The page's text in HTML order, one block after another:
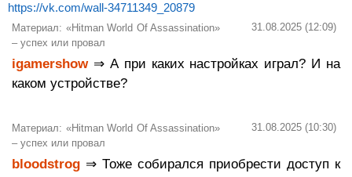
https://vk.com/wall-34711349_20879
31.08.2025 (12:09)
Материал: «Hitman World Of Assassination»
– успех или провал
igamershow⇒ А при каких настройках играл? И на
каком устройстве?
31.08.2025 (10:30)
Материал: «Hitman World Of Assassination»
– успех или провал
bloodstrog ⇒ Тоже собирался приобрести доступ к